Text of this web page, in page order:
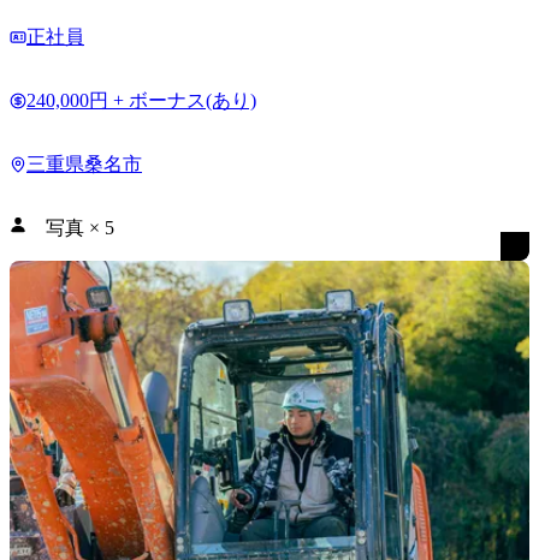
正社員
240,000円 + ボーナス(あり)
三重県桑名市
写真 × 5